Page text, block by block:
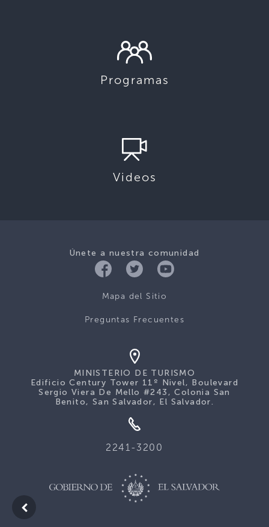
Programas
Videos
Únete a nuestra comunidad
Mapa del Sitio
Preguntas Frecuentes
MINISTERIO DE TURISMO
Edificio Century Tower 11º Nivel, Boulevard
Sergio Viera De Mello #243, Colonia San
Benito, San Salvador, El Salvador.
2241-3200